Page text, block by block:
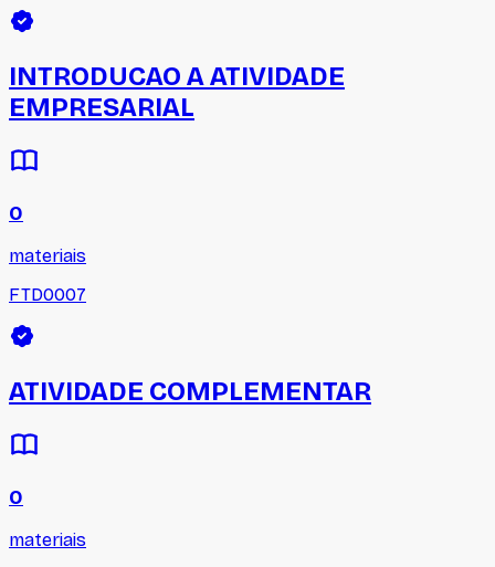
INTRODUCAO A ATIVIDADE
EMPRESARIAL
0
materiais
FTD0007
ATIVIDADE COMPLEMENTAR
0
materiais